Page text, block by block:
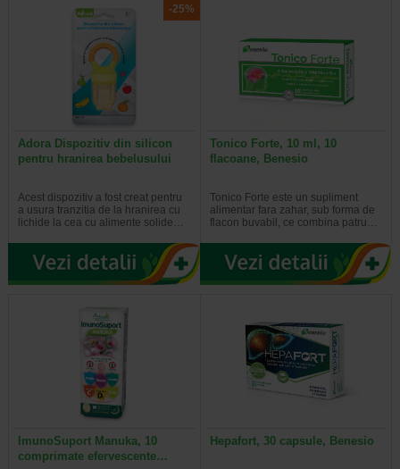
-25%
Adora Dispozitiv din silicon
pentru hranirea bebelusului
Acest dispozitiv a fost creat pentru
a usura tranzitia de la hranirea cu
lichide la cea cu alimente solide…
Tonico Forte, 10 ml, 10
flacoane, Benesio
Tonico Forte este un supliment
alimentar fara zahar, sub forma de
flacon buvabil, ce combina patru…
ImunoSuport Manuka, 10
comprimate efervescente…
Hepafort, 30 capsule, Benesio